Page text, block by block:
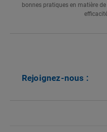
bonnes pratiques en matière
Rejoignez-nous